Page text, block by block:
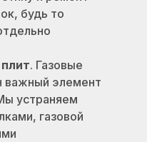
будь то
. Газовые
важный элемент
устраняем
газовой